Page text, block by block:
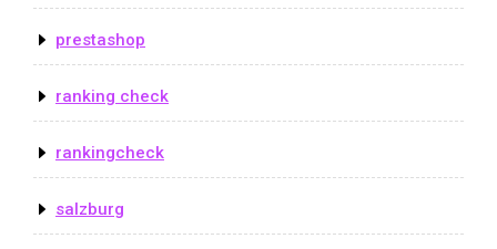
prestashop
ranking check
rankingcheck
salzburg